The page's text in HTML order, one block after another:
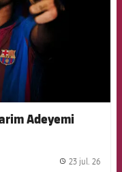
Adeyemi
23 jul. 26